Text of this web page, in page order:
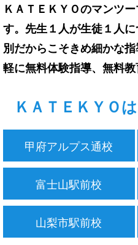
ＫＡＴＥＫＹＯのマンツ
す。先生１人が生徒１人
別だからこそきめ細かな
軽に無料体験指導、無料教
ＫＡＴＥＫＹＯ
甲府アルプス通校
富士山駅前校
山梨市駅前校